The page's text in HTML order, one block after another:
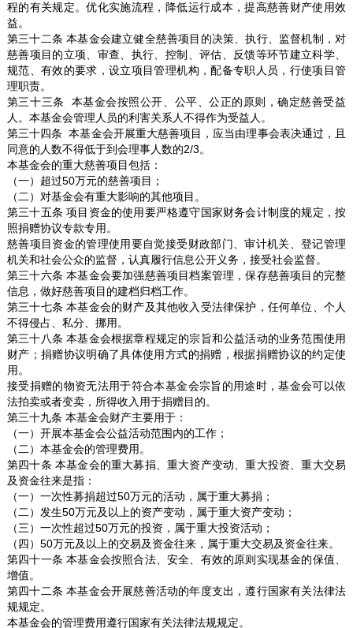
程的有关规定。优化实施流程，降低运行成本，提高慈善财产使用效
益。
第三十二条 本基金会建立健全慈善项目的决策、执行、监督机制，对
慈善项目的立项、审查、执行、控制、评估、反馈等环节建立科学、
规范、有效的要求，设立项目管理机构，配备专职人员，行使项目管
理职责。
第三十三条 本基金会按照公开、公平、公正的原则，确定慈善受益
人。本基金会管理人员的利害关系人不得作为受益人。
第三十四条 本基金会开展重大慈善项目，应当由理事会表决通过，且
同意的人数不得低于到会理事人数的2/3。
本基金会的重大慈善项目包括：
（一）超过50万元的慈善项目；
（二）对基金会有重大影响的其他项目。
第三十五条 项目资金的使用要严格遵守国家财务会计制度的规定，按
照捐赠协议专款专用。
慈善项目资金的管理使用要自觉接受财政部门、审计机关、登记管理
机关和社会公众的监督，认真履行信息公开义务，接受社会监督。
第三十六条 本基金会要加强慈善项目档案管理，保存慈善项目的完整
信息，做好慈善项目的建档归档工作。
第三十七条 本基金会的财产及其他收入受法律保护，任何单位、个人
不得侵占、私分、挪用。
第三十八条 本基金会根据章程规定的宗旨和公益活动的业务范围使用
财产；捐赠协议明确了具体使用方式的捐赠，根据捐赠协议的约定使
用。
接受捐赠的物资无法用于符合本基金会宗旨的用途时，基金会可以依
法拍卖或者变卖，所得收入用于捐赠目的。
第三十九条 本基金会财产主要用于：
（一）开展本基金会公益活动范围内的工作；
（二）本基金会的管理费用。
第四十条 本基金会的重大募捐、重大资产变动、重大投资、重大交易
及资金往来是指：
（一）一次性募捐超过50万元的活动，属于重大募捐；
（二）发生50万元及以上的资产变动，属于重大资产变动；
（三）一次性超过50万元的投资，属于重大投资活动；
（四）50万元及以上的交易及资金往来，属于重大交易及资金往来。
第四十一条 本基金会按照合法、安全、有效的原则实现基金的保值、
增值。
第四十二条 本基金会开展慈善活动的年度支出，遵行国家有关法律法
规规定。
本基金会的管理费用遵行国家有关法律法规规定。